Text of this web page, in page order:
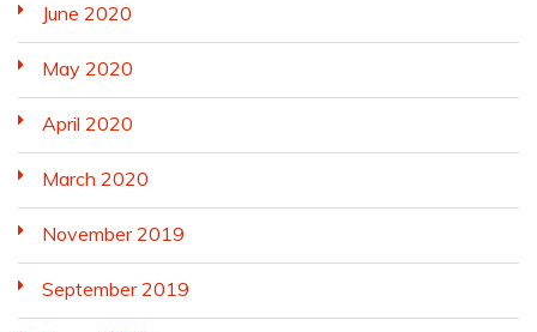
June 2020
May 2020
April 2020
March 2020
November 2019
September 2019